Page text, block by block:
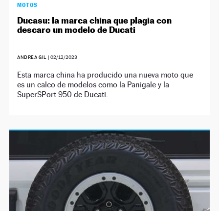
MOTOS
Ducasu: la marca china que plagia con
descaro un modelo de Ducati
ANDREA GIL | 02/12/2023
Esta marca china ha producido una nueva moto que
es un calco de modelos como la Panigale y la
SuperSPort 950 de Ducati.